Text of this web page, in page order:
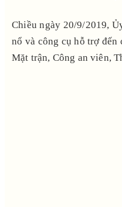
Chiều ngày 20/9/2019,
nổ và công cụ hỗ trợ đến
Mặt trận, Công an viên,